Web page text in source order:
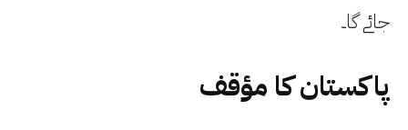
جائے گا۔
پاکستان کا مؤقف